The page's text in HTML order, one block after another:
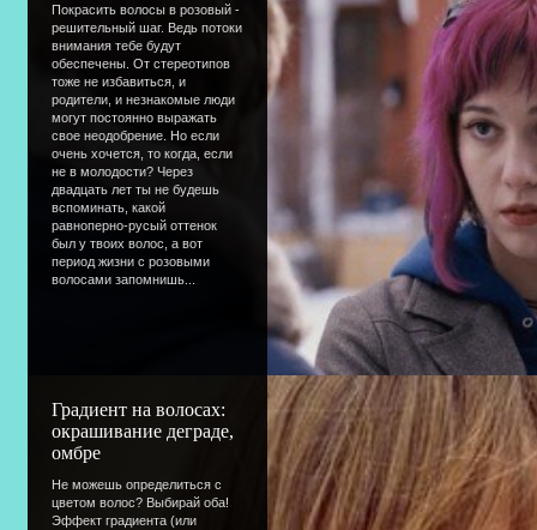
Покрасить волосы в розовый -
решительный шаг. Ведь потоки
внимания тебе будут
обеспечены. От стереотипов
тоже не избавиться, и
родители, и незнакомые люди
могут постоянно выражать
свое неодобрение. Но если
очень хочется, то когда, если
не в молодости? Через
двадцать лет ты не будешь
вспоминать, какой
равноперно-русый оттенок
был у твоих волос, а вот
период жизни с розовыми
волосами запомнишь...
Градиент на волосах:
окрашивание деграде,
омбре
Не можешь определиться с
цветом волос? Выбирай оба!
Эффект градиента (или